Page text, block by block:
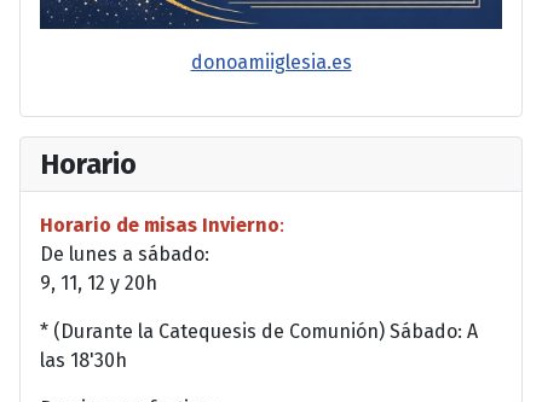
donoamiiglesia.es
Horario
Horario de misas Invierno:
De lunes a sábado:
9, 11, 12 y 20h
* (Durante la Catequesis de Comunión) Sábado: A
las 18'30h